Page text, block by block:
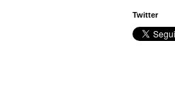
Twitter